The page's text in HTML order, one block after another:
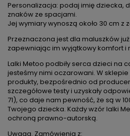
Personalizacja: podaj imię dziecka,
znaków ze spacjami.
Jej wymiary wynoszą około 30 cm z
Przeznaczona jest dla maluszków
zapewniając im wyjątkowy komfort i
Lalki Metoo podbiły serca dzieci na
jesteśmy nimi oczarowani. W
produkty, bezpośrednio od
szczegółowe testy i uzyskały
71), co daje nam pewność, że są w
Twojego dziecka. Każdy wzór lalki
ochroną prawno-autorską.
Uwaga. Zamówienia z: